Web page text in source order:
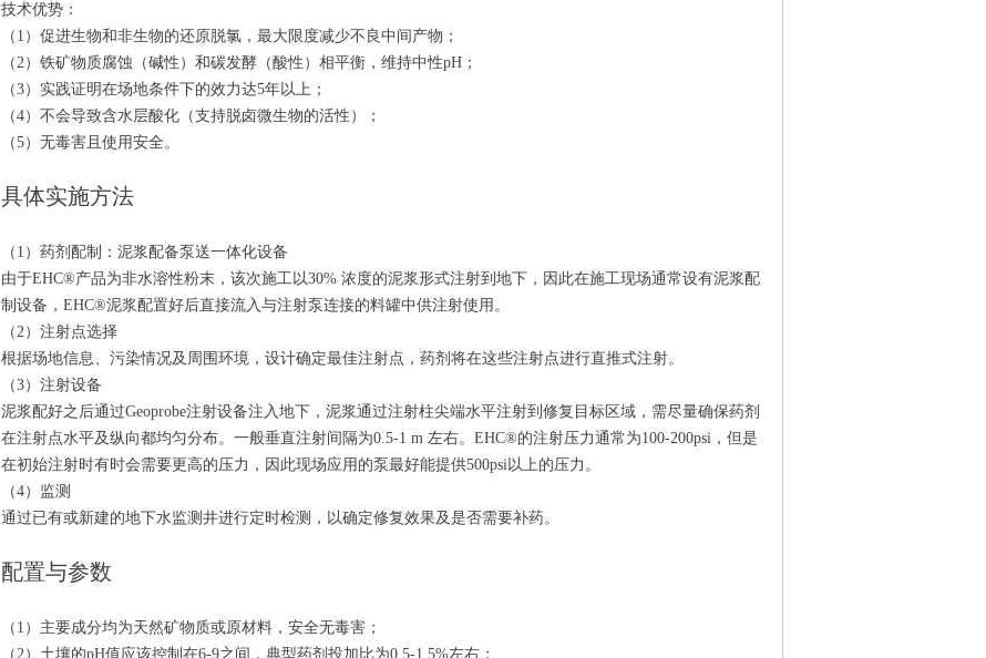
技术优势：
（1）促进生物和非生物的还原脱氯，最大限度减少不良中间产物；
（2）铁矿物质腐蚀（碱性）和碳发酵（酸性）相平衡，维持中性pH；
（3）实践证明在场地条件下的效力达5年以上；
（4）不会导致含水层酸化（支持脱卤微生物的活性）；
（5）无毒害且使用安全。
具体实施方法
（1）药剂配制：泥浆配备泵送一体化设备
由于EHC®产品为非水溶性粉末，该次施工以30% 浓度的泥浆形式注射到地下，因此在施工现场通常设有泥浆配
制设备，EHC®泥浆配置好后直接流入与注射泵连接的料罐中供注射使用。
（2）注射点选择
根据场地信息、污染情况及周围环境，设计确定最佳注射点，药剂将在这些注射点进行直推式注射。
（3）注射设备
泥浆配好之后通过Geoprobe注射设备注入地下，泥浆通过注射柱尖端水平注射到修复目标区域，需尽量确保药剂
在注射点水平及纵向都均匀分布。一般垂直注射间隔为0.5-1 m 左右。EHC®的注射压力通常为100-200psi，但是
在初始注射时有时会需要更高的压力，因此现场应用的泵最好能提供500psi以上的压力。
（4）监测
通过已有或新建的地下水监测井进行定时检测，以确定修复效果及是否需要补药。
配置与参数
（1）主要成分均为天然矿物质或原材料，安全无毒害；
（2）土壤的pH值应该控制在6-9之间，典型药剂投加比为0.5-1.5%左右；